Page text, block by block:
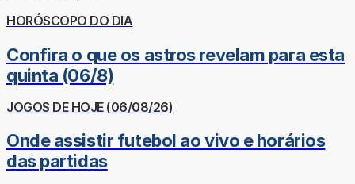
HORÓSCOPO DO DIA
Confira o que os astros revelam para esta
quinta (06/8)
JOGOS DE HOJE (06/08/26)
Onde assistir futebol ao vivo e horários
das partidas